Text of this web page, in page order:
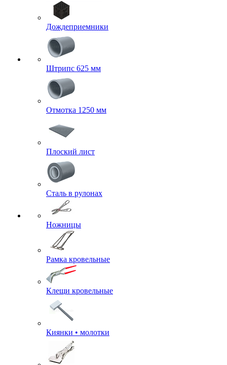
Дождеприемники
Штрипс 625 мм
Отмотка 1250 мм
Плоский лист
Сталь в рулонах
Ножницы
Рамка кровельные
Клещи кровельные
Киянки • молотки